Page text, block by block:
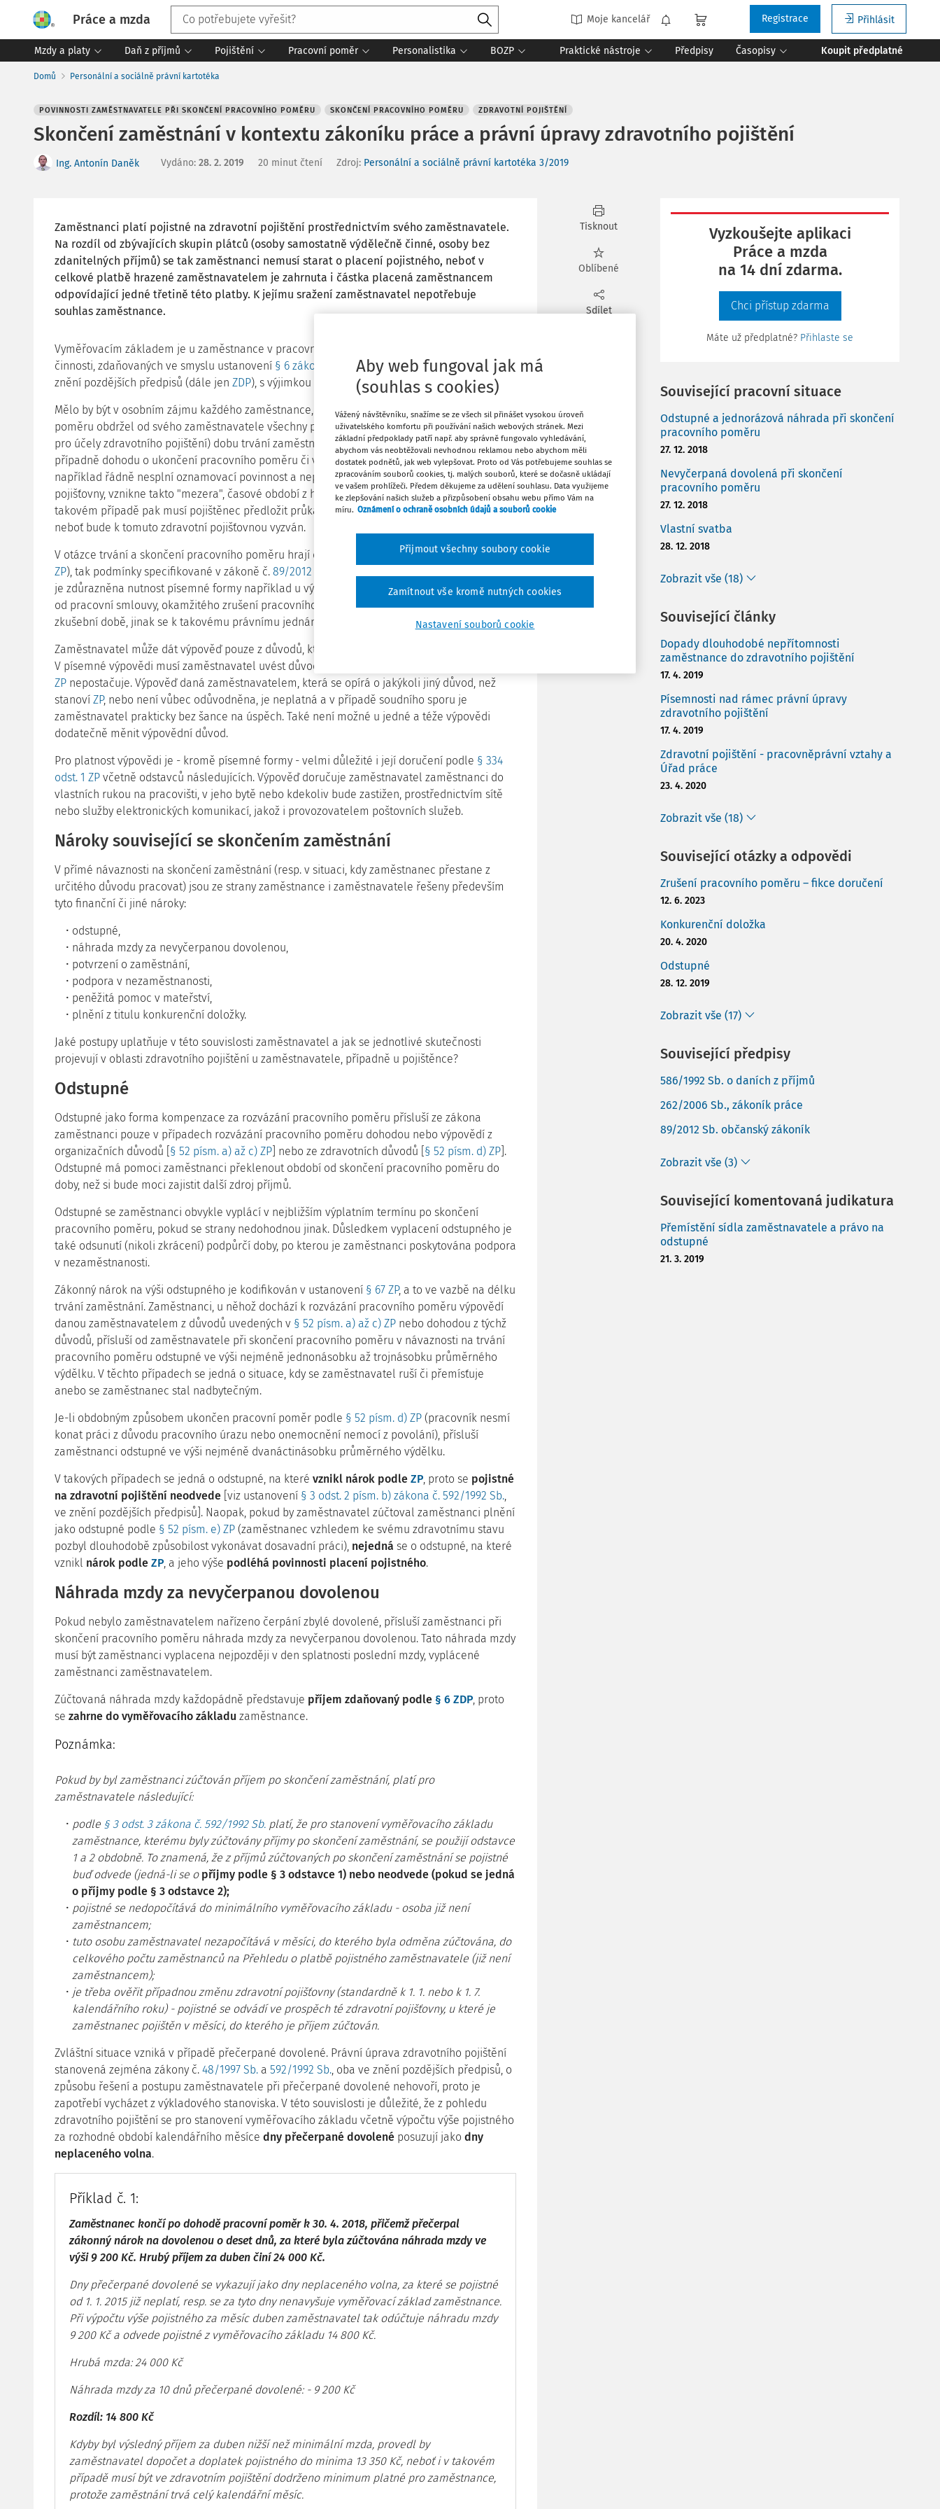
Práce a mzda Moje kancelář Přihlásit
Registrace
Mzdy a platy Daň z příjmů Pojištění Pracovní poměr Personalistika BOZP Praktické nástroje Předpisy Časopisy Koupit předplatné
Domů Personální a sociálně právní kartotéka
POVINNOSTI ZAMĚSTNAVATELE PŘI SKONČENÍ PRACOVNÍHO POMĚRU SKONČENÍ PRACOVNÍHO POMĚRU ZDRAVOTNÍ POJIŠTĚNÍ
Skončení zaměstnání v kontextu zákoníku práce a právní úpravy zdravotního pojištění
Ing. Antonín Daněk Vydáno: 28. 2. 2019 20 minut čtení Zdroj: Personální a sociálně právní kartotéka 3/2019
Zaměstnanci platí pojistné na zdravotní pojištění prostřednictvím svého zaměstnavatele.
Na rozdíl od zbývajících skupin plátců (osoby samostatně výdělečně činné, osoby bez
zdanitelných příjmů) se tak zaměstnanci nemusí starat o placení pojistného, neboť v
celkové platbě hrazené zaměstnavatelem je zahrnuta i částka placená zaměstnancem
odpovídající jedné třetině této platby. K jejímu sražení zaměstnavatel nepotřebuje
souhlas zaměstnance.
Vyměřovacím základem je u zaměstnance v pracovním poměru úhrn příjmů ze závislé
činnosti, zdaňovaných ve smyslu ustanovení § 6 zákona č. 586/1992 Sb., o daních z příjmů, ve
znění pozdějších předpisů (dále jen ZDP), s výjimkou nezapočitatelných příjmů.
Mělo by být v osobním zájmu každého zaměstnance, aby v případě rozvázání pracovního
poměru obdržel od svého zaměstnavatele všechny potřebné materiály dokladující (nejenom
pro účely zdravotního pojištění) dobu trvání zaměstnání. Jedná se zejména o zápočtový list,
případně dohodu o ukončení pracovního poměru či výpověď aj. Jestliže totiž zaměstnavatel
například řádně nesplní oznamovací povinnost a nepřihlásí zaměstnance u jeho zdravotní
pojišťovny, vznikne takto "mezera", časové období z hlediska zdravotního pojištění nekryté. V
takovém případě pak musí pojištěnec předložit průkazný doklad o době trvání zaměstnání,
neboť bude k tomuto zdravotní pojišťovnou vyzván.
V otázce trvání a skončení pracovního poměru hrají důležitou roli jak zákoník práce(dále jen
ZP), tak podmínky specifikované v zákoně č. 89/2012 Sb.
je zdůrazněna nutnost písemné formy například u výpovědi z pracovního poměru, odstoupení
od pracovní smlouvy, okamžitého zrušení pracovního poměru nebo u jeho zrušení ve
zkušební době, jinak se k takovému právnímu jednání nepřihlíží.
Zaměstnavatel může dát výpověď pouze z důvodů, které výslovně (taxativně) stanoví
V písemné výpovědi musí zaměstnavatel uvést důvod výpovědi, prostý odkaz na ustanovení
ZP nepostačuje. Výpověď daná zaměstnavatelem, která se opírá o jakýkoli jiný důvod, než
stanoví ZP, nebo není vůbec odůvodněna, je neplatná a v případě soudního sporu je
zaměstnavatel prakticky bez šance na úspěch. Také není možné u jedné a téže výpovědi
dodatečně měnit výpovědní důvod.
Pro platnost výpovědi je - kromě písemné formy - velmi důležité i její doručení podle § 334
odst. 1 ZP včetně odstavců následujících. Výpověď doručuje zaměstnavatel zaměstnanci do
vlastních rukou na pracovišti, v jeho bytě nebo kdekoliv bude zastižen, prostřednictvím sítě
nebo služby elektronických komunikací, jakož i provozovatelem poštovních služeb.
Nároky související se skončením zaměstnání
V přímé návaznosti na skončení zaměstnání (resp. v situaci, kdy zaměstnanec přestane z
určitého důvodu pracovat) jsou ze strany zaměstnance i zaměstnavatele řešeny především
tyto finanční či jiné nároky:
odstupné,
náhrada mzdy za nevyčerpanou dovolenou,
potvrzení o zaměstnání,
podpora v nezaměstnanosti,
peněžitá pomoc v mateřství,
plnění z titulu konkurenční doložky.
Jaké postupy uplatňuje v této souvislosti zaměstnavatel a jak se jednotlivé skutečnosti
projevují v oblasti zdravotního pojištění u zaměstnavatele, případně u pojištěnce?
Odstupné
Odstupné jako forma kompenzace za rozvázání pracovního poměru přísluší ze zákona
zaměstnanci pouze v případech rozvázání pracovního poměru dohodou nebo výpovědí z
organizačních důvodů [ § 52 písm. a) až c) ZP ] nebo ze zdravotních důvodů [ § 52 písm. d) ZP ].
Odstupné má pomoci zaměstnanci překlenout období od skončení pracovního poměru do
doby, než si bude moci zajistit další zdroj příjmů.
Odstupné se zaměstnanci obvykle vyplácí v nejbližším výplatním termínu po skončení
pracovního poměru, pokud se strany nedohodnou jinak. Důsledkem vyplacení odstupného je
také odsunutí (nikoli zkrácení) podpůrčí doby, po kterou je zaměstnanci poskytována podpora
v nezaměstnanosti.
Zákonný nárok na výši odstupného je kodifikován v ustanovení § 67 ZP, a to ve vazbě na délku
trvání zaměstnání. Zaměstnanci, u něhož dochází k rozvázání pracovního poměru výpovědí
danou zaměstnavatelem z důvodů uvedených v § 52 písm. a) až c) ZP nebo dohodou z týchž
důvodů, přísluší od zaměstnavatele při skončení pracovního poměru v návaznosti na trvání
pracovního poměru odstupné ve výši nejméně jednonásobku až trojnásobku průměrného
výdělku. V těchto případech se jedná o situace, kdy se zaměstnavatel ruší či přemísťuje
anebo se zaměstnanec stal nadbytečným.
Je-li obdobným způsobem ukončen pracovní poměr podle § 52 písm. d) ZP (pracovník nesmí
konat práci z důvodu pracovního úrazu nebo onemocnění nemocí z povolání), přísluší
zaměstnanci odstupné ve výši nejméně dvanáctinásobku průměrného výdělku.
V takových případech se jedná o odstupné, na které vznikl nárok podle ZP, proto se pojistné
na zdravotní pojištění neodvede [viz ustanovení § 3 odst. 2 písm. b) zákona č. 592/1992 Sb.,
ve znění pozdějších předpisů]. Naopak, pokud by zaměstnavatel zúčtoval zaměstnanci plnění
jako odstupné podle § 52 písm. e) ZP (zaměstnanec vzhledem ke svému zdravotnímu stavu
pozbyl dlouhodobě způsobilost vykonávat dosavadní práci), nejedná se o odstupné, na které
vznikl nárok podle ZP, a jeho výše podléhá povinnosti placení pojistného.
Náhrada mzdy za nevyčerpanou dovolenou
Pokud nebylo zaměstnavatelem nařízeno čerpání zbylé dovolené, přísluší zaměstnanci při
skončení pracovního poměru náhrada mzdy za nevyčerpanou dovolenou. Tato náhrada mzdy
musí být zaměstnanci vyplacena nejpozději v den splatnosti poslední mzdy, vyplácené
zaměstnanci zaměstnavatelem.
Zúčtovaná náhrada mzdy každopádně představuje příjem zdaňovaný podle § 6 ZDP, proto
se zahrne do vyměřovacího základu zaměstnance.
Poznámka:
Pokud by byl zaměstnanci zúčtován příjem po skončení zaměstnání, platí pro
zaměstnavatele následující:
podle § 3 odst. 3 zákona č. 592/1992 Sb. platí, že pro stanovení vyměřovacího základu
zaměstnance, kterému byly zúčtovány příjmy po skončení zaměstnání, se použijí odstavce
1 a 2 obdobně. To znamená, že z příjmů zúčtovaných po skončení zaměstnání se pojistné
buď odvede (jedná-li se opříjmy podle § 3 odstavce 1) nebo neodvede (pokud se jedná
o příjmy podle § 3 odstavce 2);
pojistné se nedopočítává do minimálního vyměřovacího základu - osoba již není
zaměstnancem;
tuto osobu zaměstnavatel nezapočítává v měsíci, do kterého byla odměna zúčtována, do
celkového počtu zaměstnanců na Přehledu o platbě pojistného zaměstnavatele (již není
zaměstnancem);
je třeba ověřit případnou změnu zdravotní pojišťovny (standardně k 1. 1. nebo k 1. 7.
kalendářního roku) - pojistné se odvádí ve prospěch té zdravotní pojišťovny, u které je
zaměstnanec pojištěn v měsíci, do kterého je příjem zúčtován.
Zvláštní situace vzniká v případě přečerpané dovolené. Právní úprava zdravotního pojištění
stanovená zejména zákony č. 48/1997 Sb. a 592/1992 Sb., oba ve znění pozdějších předpisů, o
způsobu řešení a postupu zaměstnavatele při přečerpané dovolené nehovoří, proto je
zapotřebí vycházet z výkladového stanoviska. V této souvislosti je důležité, že z pohledu
zdravotního pojištění se pro stanovení vyměřovacího základu včetně výpočtu výše pojistného
za rozhodné období kalendářního měsíce dny přečerpané dovolené posuzují jako dny
neplaceného volna.
Příklad č. 1:
Zaměstnanec končí po dohodě pracovní poměr k 30. 4. 2018, přičemž přečerpal
zákonný nárok na dovolenou o deset dnů, za které byla zúčtována náhrada mzdy ve
výši 9 200 Kč. Hrubý příjem za duben činí 24 000 Kč.
Dny přečerpané dovolené se vykazují jako dny neplaceného volna, za které se pojistné
od 1. 1. 2015 již neplatí, resp. se za tyto dny nenavyšuje vyměřovací základ zaměstnance.
Při výpočtu výše pojistného za měsíc duben zaměstnavatel tak odúčtuje náhradu mzdy
9 200 Kč a odvede pojistné z vyměřovacího základu 14 800 Kč.
Hrubá mzda: 24 000 Kč
Náhrada mzdy za 10 dnů přečerpané dovolené: - 9 200 Kč
Rozdíl: 14 800 Kč
Kdyby byl výsledný příjem za duben nižší než minimální mzda, provedl by
zaměstnavatel dopočet a doplatek pojistného do minima 13 350 Kč, neboť i v takovém
případě musí být ve zdravotním pojištění dodrženo minimum platné pro zaměstnance,
protože zaměstnání trvá celý kalendářní měsíc.
Tisknout
Oblíbené
Sdílet
Vyzkoušejte aplikaci
Práce a mzda
na 14 dní zdarma.
Chci přístup zdarma
Máte už předplatné? Přihlaste se
Související pracovní situace
Odstupné a jednorázová náhrada při skončení
pracovního poměru
27. 12. 2018
Nevyčerpaná dovolená při skončení
pracovního poměru
27. 12. 2018
Vlastní svatba
28. 12. 2018
Zobrazit vše (18)
Související články
Dopady dlouhodobé nepřítomnosti
zaměstnance do zdravotního pojištění
17. 4. 2019
Písemnosti nad rámec právní úpravy
zdravotního pojištění
17. 4. 2019
Zdravotní pojištění - pracovněprávní vztahy a
Úřad práce
23. 4. 2020
Zobrazit vše (18)
Související otázky a odpovědi
Zrušení pracovního poměru – fikce doručení
12. 6. 2023
Konkurenční doložka
20. 4. 2020
Odstupné
28. 12. 2019
Zobrazit vše (17)
Související předpisy
586/1992 Sb. o daních z příjmů
262/2006 Sb., zákoník práce
89/2012 Sb. občanský zákoník
Zobrazit vše (3)
Související komentovaná judikatura
Přemístění sídla zaměstnavatele a právo na
odstupné
21. 3. 2019
Aby web fungoval jak má
(souhlas s cookies)
Vážený návštěvníku, snažíme se ze všech sil přinášet vysokou úroveň
uživatelského komfortu při používání našich webových stránek. Mezi
základní předpoklady patří např. aby správně fungovalo vyhledávání,
abychom vás neobtěžovali nevhodnou reklamou nebo abychom měli
dostatek podnětů, jak web vylepšovat. Proto od Vás potřebujeme souhlas se
zpracováním souborů cookies, tj. malých souborů, které se dočasně ukládají
ve vašem prohlížeči. Předem děkujeme za udělení souhlasu. Data využijeme
ke zlepšování našich služeb a přizpůsobení obsahu webu přímo Vám na
míru. Oznámení o ochraně osobních údajů a souborů cookie
Nastavení souborů cookie
Zamítnout vše kromě nutných cookies
Přijmout všechny soubory cookie